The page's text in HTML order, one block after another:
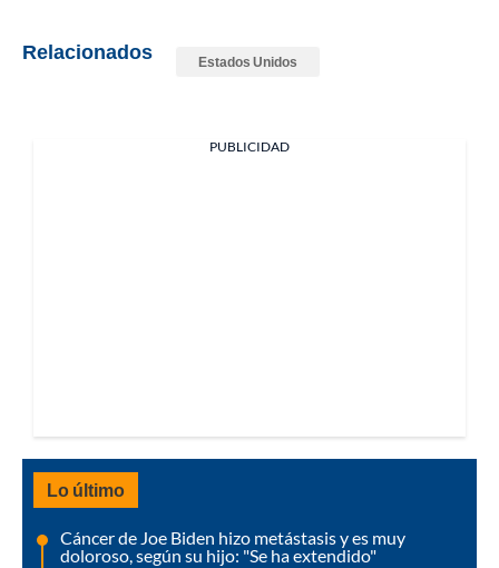
Relacionados Estados Unidos
PUBLICIDAD
Lo último
Cáncer de Joe Biden hizo metástasis y es muy
doloroso, según su hijo: "Se ha extendido"